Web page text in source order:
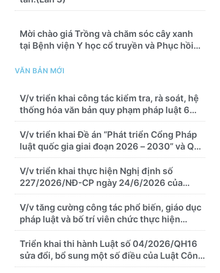
Mời chào giá Trồng và chăm sóc cây xanh
tại Bệnh viện Y học cổ truyền và Phục hồi
Danh mục hàng hóa, mẫu báo giá kèm theo)
VĂN BẢN MỚI
V/v triển khai công tác kiểm tra, rà soát, hệ
thống hóa văn bản quy phạm pháp luật 6
tháng cuối năm 2026
V/v triển khai Đề án “Phát triển Cổng Pháp
luật quốc gia giai đoạn 2026 – 2030” và Quy
chế quản lý, vận hành, khai thác Cổng Pháp
luật quốc gia
V/v triển khai thực hiện Nghị định số
227/2026/NĐ-CP ngày 24/6/2026 của
Chính phủ về thúc đẩy hội nhập quốc tế và
cơ chế đặc thù trong lĩnh vực y tế
V/v tăng cường công tác phổ biến, giáo dục
pháp luật và bố trí viên chức thực hiện
nhiệm vụ pháp chế
Triển khai thi hành Luật số 04/2026/QH16
sửa đổi, bổ sung một số điều của Luật Công
chứng